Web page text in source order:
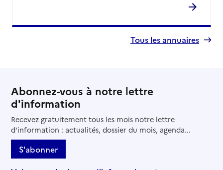
Tous les annuaires
Abonnez-vous à notre lettre
d'information
Recevez gratuitement tous les mois notre lettre
d'information : actualités, dossier du mois, agenda...
S'abonner